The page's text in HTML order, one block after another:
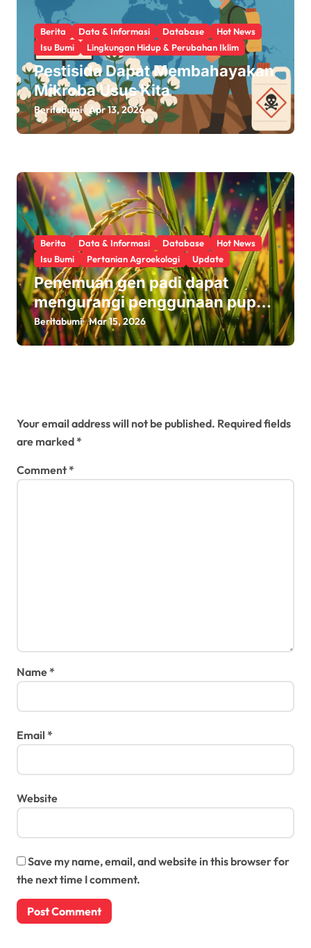
Berita Data & Informasi Database
Hot News
Isu Bumi
Lingkungan Hidup & Perubahan Iklim
Pestisida Dapat Membahayakan
Mikroba Usus Kita
Beritabumi Apr 13, 2026
Berita Data & Informasi Database
Hot News
Isu Bumi
Pertanian Agroekologi Update
Penemuan gen padi dapat
mengurangi penggunaan pupuk
sekaligus melindungi hasil
panen
Beritabumi Mar 15, 2026
Your email address will not be published. Required fields
are marked*
Comment*
Name*
Email *
Website
Save my name, email, and website in this browser for
the next time I comment.